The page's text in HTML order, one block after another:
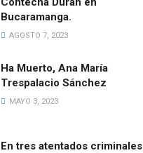
Bucaramanga.
AGOSTO 7, 2023
Ha Muerto, Ana María
Trespalacio Sánchez
MAYO 3, 2023
En tres atentados criminales